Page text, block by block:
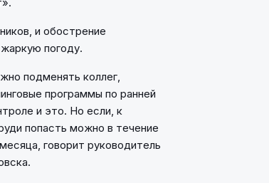
и обострение
погоду.
подменять коллег,
программы по ранней
и это. Но если, к
попасть можно в течение
говорит руководитель